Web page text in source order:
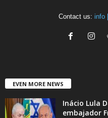
Contact us: info
EVEN MORE NEWS
Inácio Lula
embajador